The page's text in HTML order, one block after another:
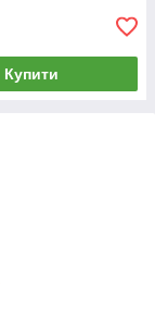
Купити